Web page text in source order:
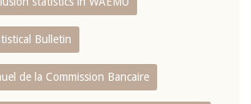
Bulletin
de la Commission Bancaire